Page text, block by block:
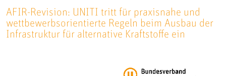
AFIR-Revision: UNITI tritt für praxisnahe und
wettbewerbsorientierte Regeln beim Ausbau der
Infrastruktur für alternative Kraftstoffe ein